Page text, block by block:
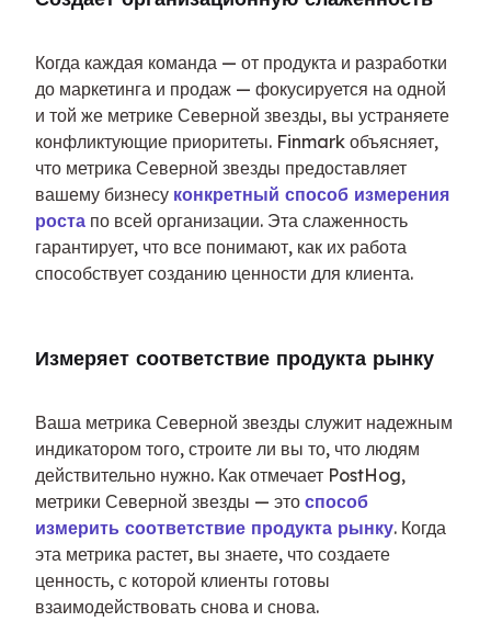
Когда каждая команда — от продукта и разработки
до маркетинга и продаж — фокусируется на одной
и той же метрике Северной звезды, вы устраняете
конфликтующие приоритеты. Finmark объясняет,
что метрика Северной звезды предоставляет
вашему бизнесу конкретный способ измерения
роста по всей организации. Эта слаженность
гарантирует, что все понимают, как их работа
способствует созданию ценности для клиента.
Измеряет соответствие продукта рынку
Ваша метрика Северной звезды служит надежным
индикатором того, строите ли вы то, что людям
действительно нужно. Как отмечает PostHog,
метрики Северной звезды — это способ
измерить соответствие продукта рынку. Когда
эта метрика растет, вы знаете, что создаете
ценность, с которой клиенты готовы
взаимодействовать снова и снова.